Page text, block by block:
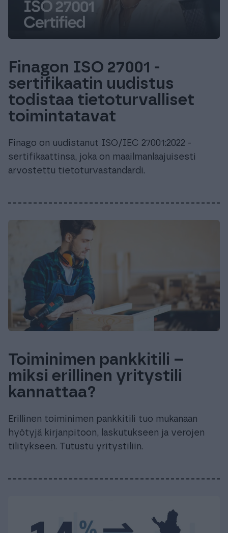
Finagon ISO 27001 -
sertifikaatin uudistus
todistaa tietoturvalliset
toimintatavat
Finago on uudistanut ISO/IEC 27001:2022 -
sertifikaattinsa, joka on maailmanlaajuisesti
arvostettu tietoturvastandardi.
Toiminimen pankkitili –
miksi erillinen yritystili
kannattaa?
Erillinen toiminimen pankkitili tuo mukanaan
hyötyjä kirjanpitoon, laskutukseen ja verojen
tilitykseen. Tutustu yritystiliin.